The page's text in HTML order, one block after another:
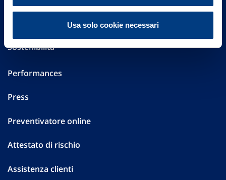
Usa solo cookie necessari
Altre informazioni
Sostenibilità
Performances
Press
Preventivatore online
Attestato di rischio
Assistenza clienti